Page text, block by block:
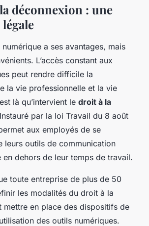
déconnexion : une
numérique a ses avantages, mais
L’accès constant aux
peut rendre difficile la
la vie professionnelle et la vie
là qu’intervient le droit à la
par la loi Travail du 8 août
aux employés de se
leurs outils de communication
en dehors de leur temps de travail.
toute entreprise de plus de 50
les modalités du droit à la
mettre en place des dispositifs de
des outils numériques.